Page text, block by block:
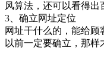
风算法，还可以看得出
3、确立网址定位
网址干什么的，能给
以前一定要确立，那样